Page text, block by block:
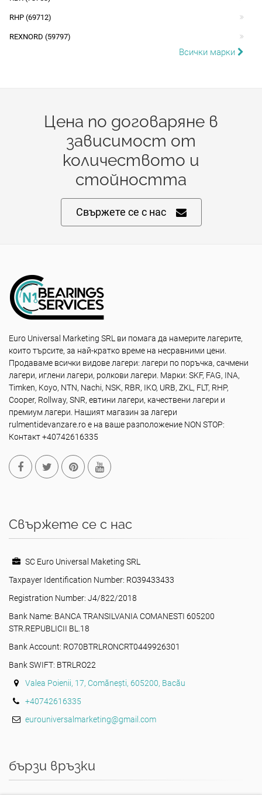
RHP (69712)
REXNORD (59797)
Всички марки
Цена по договаряне в
зависимост от
количеството и
стойността
Свържете се с нас
Euro Universal Marketing SRL ви помага да намерите лагерите,
които търсите, за най-кратко време на несравними цени.
Продаваме всички видове лагери: лагери по поръчка, сачмени
лагери, иглени лагери, ролкови лагери. Марки: SKF, FAG, INA,
Timken, Koyo, NTN, Nachi, NSK, RBR, IKO, URB, ZKL, FLT, RHP,
Cooper, Rollway, SNR, евтини лагери, качествени лагери и
премиум лагери. Нашият магазин за лагери
rulmentidevanzare.ro е на ваше разположение NON STOP:
Контакт +40742616335
Свържете се с нас
SC Euro Universal Maketing SRL
Taxpayer Identification Number: RO39433433
Registration Number: J4/822/2018
Bank Name: BANCA TRANSILVANIA COMANESTI 605200
STR.REPUBLICII BL.18
Bank Account: RO70BTRLRONCRT0449926301
Bank SWIFT: BTRLRO22
Valea Poienii, 17, Comănești, 605200, Bacău
+40742616335
eurouniversalmarketing@gmail.com
бързи връзки